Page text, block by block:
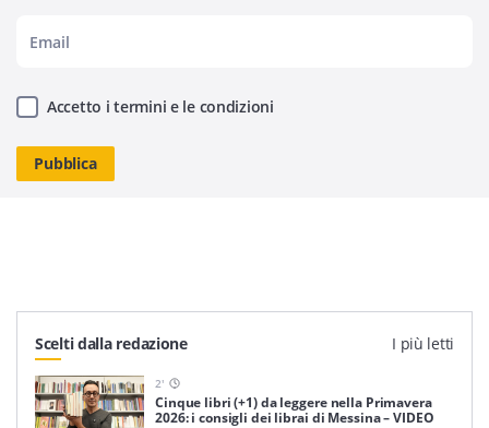
Accetto i termini e le condizioni
Scelti dalla redazione I più letti
2'
Cinque libri (+1) da leggere nella Primavera
2026: i consigli dei librai di Messina – VIDEO